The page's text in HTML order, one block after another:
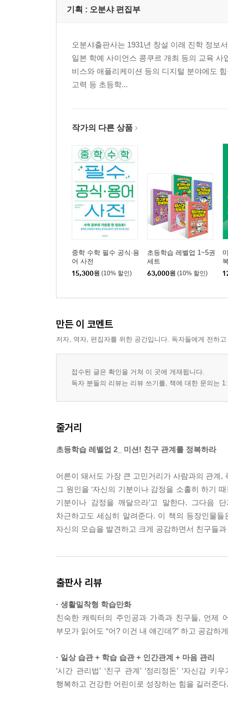
기획 : 오분샤 편집부
오분샤출판사는 1931년 창설 이래 진학 정보
일본 학예 사이언스 콩쿠르 개최 등의 교육
비스와 애플리케이션 등의 디지털 분야에도
고력 등 초등학...
작가의 다른 상품
중학 수학 필수 공식·용
어 사전
15,300원 (10% 할인)
초등학습 레벨업 1~5권
세트
63,000원 (10% 할인)
만든 이 코멘트
저자, 역자, 편집자를 위한 공간입니다. 독자들에게 전하
접수된 글은 확인을 거쳐 이 곳에 게재됩니다.
독자 분들의 리뷰는 리뷰 쓰기를, 책에 대한 문의는
줄거리
초등학습 레벨업 2_ 미션! 친구 관계를 정복하라
어른이 돼서도 가장 큰 고민거리가 사람과의 관계
그 원인을 ‘자신의 기분이나 감정을 소홀히 하기
기분이나 감정을 깨달으라’고 말한다. 그다음
차근하고도 세심히 알려준다. 이 책의 등장인물
자신의 모습을 발견하고 크게 공감하면서 친구들
출판사 리뷰
· 생활밀착형 학습만화
친숙한 캐릭터의 주인공과 가족과 친구들, 언제
부모가 읽어도 “어? 이건 내 얘긴데?” 하고 공감하
· 일상 습관 + 학습 습관 + 인간관계 + 마음 관리
‘시간 관리법’ ‘친구 관계’ ‘정리정돈’ ‘자신감
행복하고 건강한 어린이로 성장하는 힘을 길러준다.